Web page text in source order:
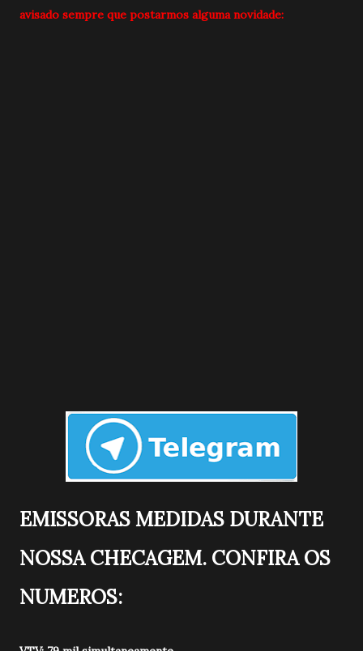
avisado sempre que postarmos alguma novidade:
EMISSORAS MEDIDAS DURANTE
NOSSA CHECAGEM. CONFIRA OS
NUMEROS: